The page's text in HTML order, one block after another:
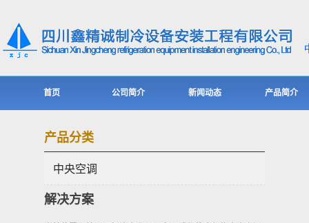
首页 公司简介 新闻动态 产品简介
产品分类
中央空调
解决方案